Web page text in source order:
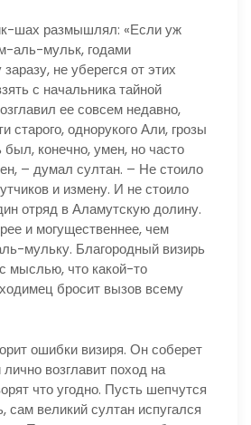
шах размышлял: «Если уж
аль-мульк, годами
не уберегся от этих
с начальника тайной
ее совсем недавно,
старого, однорукого Али, грозы
конечно, умен, но часто
– думал султан. – Не стоило
и измену. И не стоило
отряд в Аламутскую долину.
и могущественнее, чем
мульку. Благородный визирь
мыслью, что какой-то
бросит вызов всему
ошибки визиря. Он соберет
возглавит поход на
что угодно. Пусть шепчутся
сам великий султан испугался